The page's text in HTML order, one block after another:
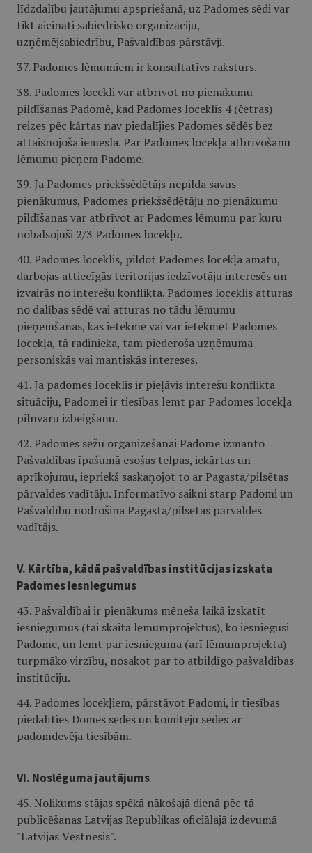
līdzdalību jautājumu apspriešanā, uz Padomes sēdi var
tikt aicināti sabiedrisko organizāciju,
uzņēmējsabiedrību, Pašvaldības pārstāvji.
37. Padomes lēmumiem ir konsultatīvs raksturs.
38. Padomes locekli var atbrīvot no pienākumu
pildīšanas Padomē, kad Padomes loceklis 4 (četras)
reizes pēc kārtas nav piedalījies Padomes sēdēs bez
attaisnojoša iemesla. Par Padomes locekļa atbrīvošanu
lēmumu pieņem Padome.
39. Ja Padomes priekšsēdētājs nepilda savus
pienākumus, Padomes priekšsēdētāju no pienākumu
pildīšanas var atbrīvot ar Padomes lēmumu par kuru
nobalsojuši 2/3 Padomes locekļu.
40. Padomes loceklis, pildot Padomes locekļa amatu,
darbojas attiecīgās teritorijas iedzīvotāju interesēs un
izvairās no interešu konflikta. Padomes loceklis atturas
no dalības sēdē vai atturas no tādu lēmumu
pieņemšanas, kas ietekmē vai var ietekmēt Padomes
locekļa, tā radinieka, tam piederoša uzņēmuma
personiskās vai mantiskās intereses.
41. Ja padomes loceklis ir pieļāvis interešu konflikta
situāciju, Padomei ir tiesības lemt par Padomes locekļa
pilnvaru izbeigšanu.
42. Padomes sēžu organizēšanai Padome izmanto
Pašvaldības īpašumā esošas telpas, iekārtas un
aprīkojumu, iepriekš saskaņojot to ar Pagasta/pilsētas
pārvaldes vadītāju. Informatīvo saikni starp Padomi un
Pašvaldību nodrošina Pagasta/pilsētas pārvaldes
vadītājs.
V. Kārtība, kādā pašvaldības institūcijas izskata
Padomes iesniegumus
43. Pašvaldībai ir pienākums mēneša laikā izskatīt
iesniegumus (tai skaitā lēmumprojektus), ko iesniegusi
Padome, un lemt par iesnieguma (arī lēmumprojekta)
turpmāko virzību, nosakot par to atbildīgo pašvaldības
institūciju.
44. Padomes locekļiem, pārstāvot Padomi, ir tiesības
piedalīties Domes sēdēs un komiteju sēdēs ar
padomdevēja tiesībām.
VI. Noslēguma jautājums
45. Nolikums stājas spēkā nākošajā dienā pēc tā
publicēšanas Latvijas Republikas oficiālajā izdevumā
"Latvijas Vēstnesis".